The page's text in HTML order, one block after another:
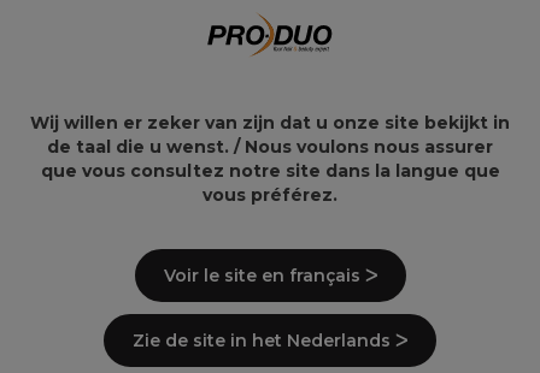
Wella Professionals
Koleston Perfect
Permanent
L'Oréal Inoa 2 60ml
Wij willen er zeker van zijn dat u onze site bekijkt in
de taal die u wenst. / Nous voulons nous assurer
que vous consultez notre site dans la langue que
vous préférez.
Voir le site en français ᐳ
Zie de site in het Nederlands ᐳ